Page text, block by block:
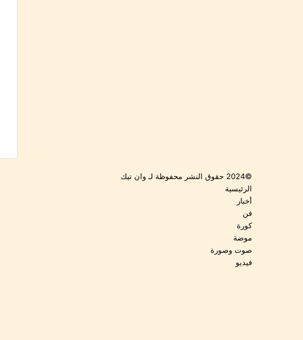
©2024 حقوق النشر محفوظة لـ وان تيك
الرئيسية
أخبار
فن
كورة
موضة
صوت وصورة
فيديو